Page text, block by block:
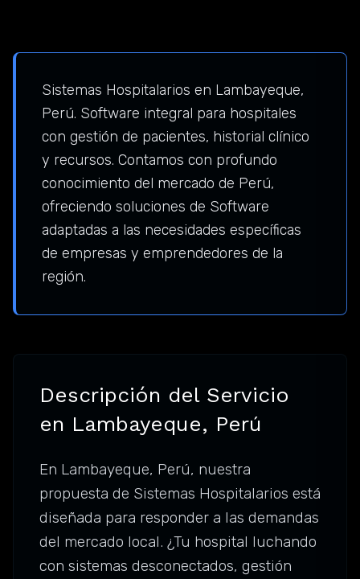
Sistemas Hospitalarios en Lambayeque,
Perú. Software integral para hospitales
con gestión de pacientes, historial clínico
y recursos. Contamos con profundo
conocimiento del mercado de Perú,
ofreciendo soluciones de Software
adaptadas a las necesidades específicas
de empresas y emprendedores de la
región.
Descripción del Servicio
en Lambayeque, Perú
En Lambayeque, Perú, nuestra
propuesta de Sistemas Hospitalarios está
diseñada para responder a las demandas
del mercado local. ¿Tu hospital luchando
con sistemas desconectados, gestión